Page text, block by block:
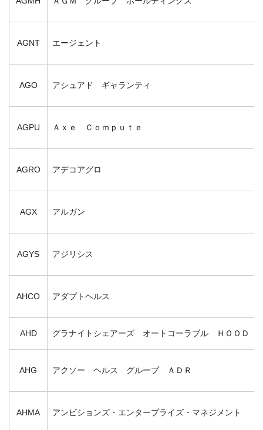
AGNT エージェント
AGO アシュアド ギャランティ
AGPU Ａｘｅ Ｃｏｍｐｕｔｅ
AGRO アデコアグロ
AGX アルガン
AGYS アジリシス
AHCO アダプトヘルス
AHD グラナイトシェアーズ オートコーラブル ＨＯＯＤ
AHG アクソー ヘルス グループ ＡＤＲ
AHMA アンビションズ・エンタープライズ・マネジメント